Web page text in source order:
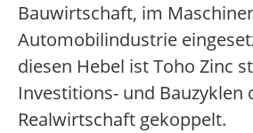
Bauwirtschaft, im
Automobilindustrie
diesen Hebel ist Toho Zinc
Investitions- und Bauzyklen
Realwirtschaft gekoppelt.